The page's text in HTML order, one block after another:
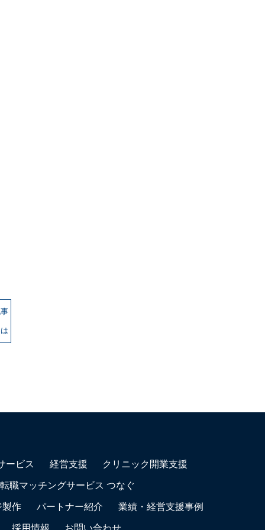
ービス 経営支援 クリニック開業支援
職マッチングサービス つなぐ
製作 パートナー紹介 業績・経営支援事例